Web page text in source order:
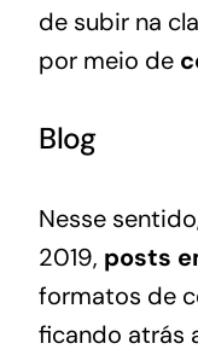
de subir na
por meio de
Blog
Nesse
2019, posts
formatos de
ficando atrás